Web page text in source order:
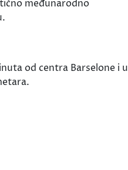
međunarodno
od centra Barselone i u